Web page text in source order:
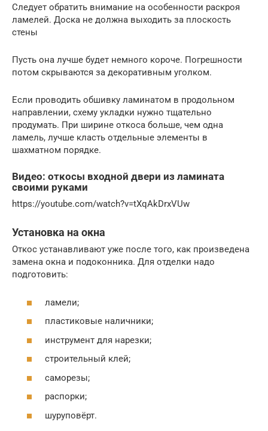
Следует обратить внимание на особенности раскроя
ламелей. Доска не должна выходить за плоскость
стены
Пусть она лучше будет немного короче. Погрешности
потом скрываются за декоративным уголком.
Если проводить обшивку ламинатом в продольном
направлении, схему укладки нужно тщательно
продумать. При ширине откоса больше, чем одна
ламель, лучше класть отдельные элементы в
шахматном порядке.
Видео: откосы входной двери из ламината
своими руками
https://youtube.com/watch?v=tXqAkDrxVUw
Установка на окна
Откос устанавливают уже после того, как произведена
замена окна и подоконника. Для отделки надо
подготовить:
ламели;
пластиковые наличники;
инструмент для нарезки;
строительный клей;
саморезы;
распорки;
шуруповёрт.